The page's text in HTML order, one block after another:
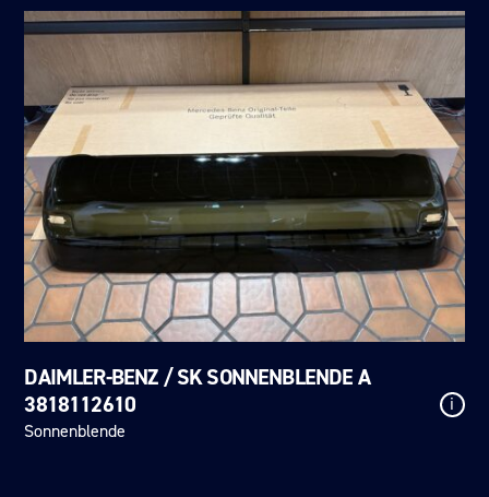
DAIMLER-BENZ / SK SONNENBLENDE A
3818112610
Sonnenblende
i